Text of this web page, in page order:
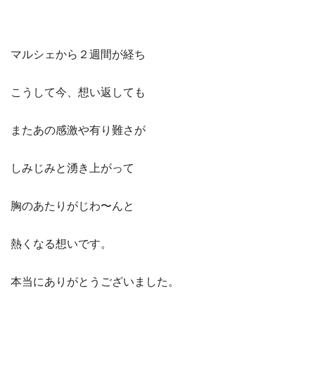
マルシェから２週間が経ち
こうして今、想い返しても
またあの感激や有り難さが
しみじみと湧き上がって
胸のあたりがじわ〜んと
熱くなる想いです。
本当にありがとうございました。